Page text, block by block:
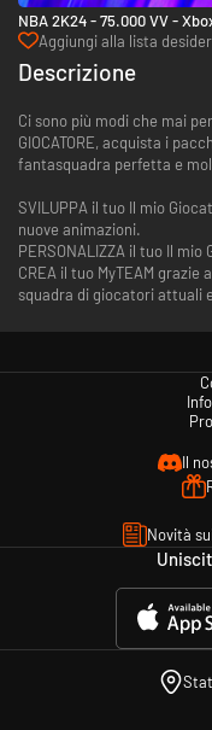
NBA 2K24 - 75.000 VV -
Xbox Series X|S
Aggiungi alla lista
Descrizione
Ci sono più modi che mai
GIOCATORE, acquista i
fantasquadra perfetta e
SVILUPPA il tuo Il mio
nuove animazioni.
PERSONALIZZA il tuo Il
CREA il tuo MyTEAM
squadra di giocatori attuali
Il
Novità